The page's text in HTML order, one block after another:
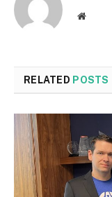
Website
RELATED POSTS